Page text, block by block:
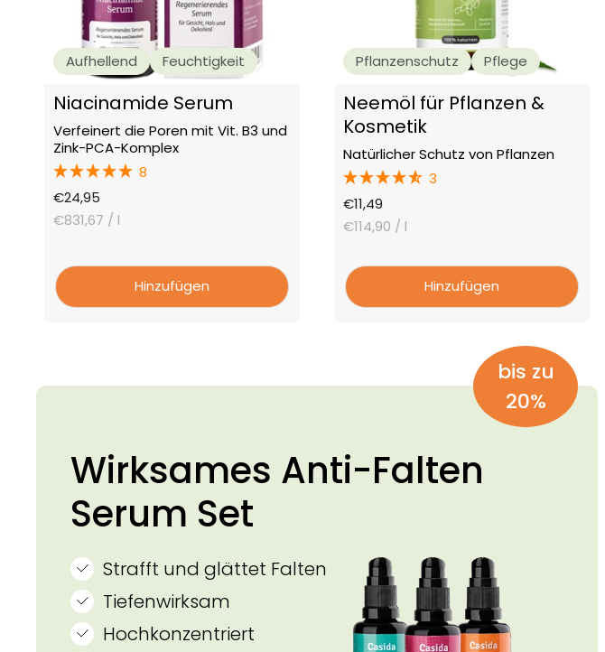
Aufhellend Feuchtigkeit
Niacinamide Serum
Verfeinert die Poren mit Vit. B3 und
Zink-PCA-Komplex
8
Angebotspreis
€24,95
€831,67 / l
Hinzufügen
Pflanzenschutz Pflege
Neemöl für Pflanzen &
Kosmetik
Natürlicher Schutz von Pflanzen
3
Angebotspreis
€11,49
€114,90 / l
Hinzufügen
Wirksames Anti-Falten
Serum Set
Strafft und glättet Falten
Tiefenwirksam
Hochkonzentriert
bis zu
20%